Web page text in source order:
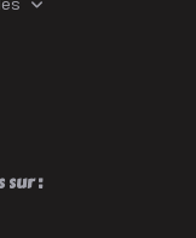
sur :